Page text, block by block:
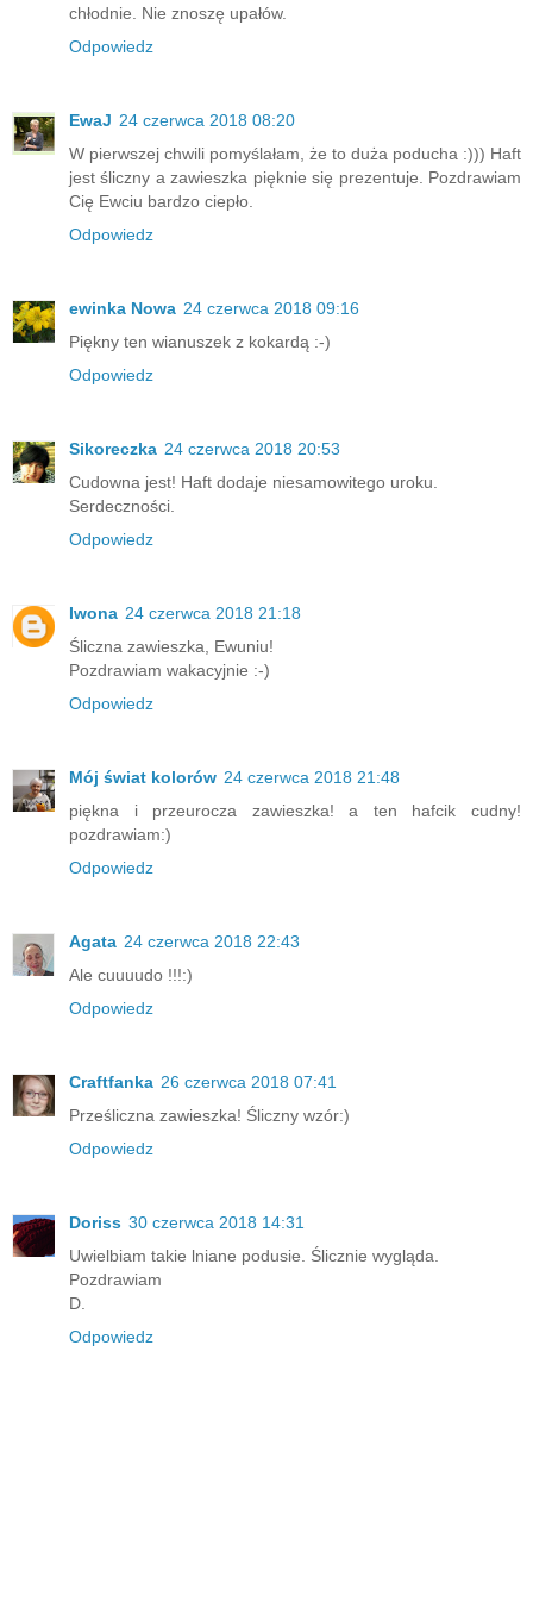
chłodnie. Nie znoszę upałów.
Odpowiedz
EwaJ 24 czerwca 2018 08:20
W pierwszej chwili pomyślałam, że to duża poducha :))) Haft
jest śliczny a zawieszka pięknie się prezentuje. Pozdrawiam
Cię Ewciu bardzo ciepło.
Odpowiedz
ewinka Nowa 24 czerwca 2018 09:16
Piękny ten wianuszek z kokardą :-)
Odpowiedz
Sikoreczka 24 czerwca 2018 20:53
Cudowna jest! Haft dodaje niesamowitego uroku.
Serdeczności.
Odpowiedz
Iwona 24 czerwca 2018 21:18
Śliczna zawieszka, Ewuniu!
Pozdrawiam wakacyjnie :-)
Odpowiedz
Mój świat kolorów 24 czerwca 2018 21:48
piękna i przeurocza zawieszka! a ten hafcik cudny!
pozdrawiam:)
Odpowiedz
Agata 24 czerwca 2018 22:43
Ale cuuuudo !!!:)
Odpowiedz
Craftfanka 26 czerwca 2018 07:41
Prześliczna zawieszka! Śliczny wzór:)
Odpowiedz
Doriss 30 czerwca 2018 14:31
Uwielbiam takie lniane podusie. Ślicznie wygląda.
Pozdrawiam
D.
Odpowiedz